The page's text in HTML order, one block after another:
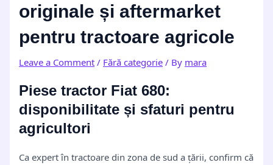
originale și aftermarket
pentru tractoare agricole
Leave a Comment / Fără categorie / By mara
Piese tractor Fiat 680:
disponibilitate și sfaturi pentru
agricultori
Ca expert în tractoare din zona de sud a țării, confirm că